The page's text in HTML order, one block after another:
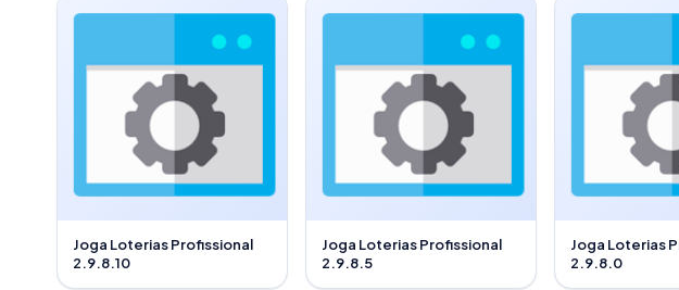
Joga Loterias Profissional
2.9.8.10
Joga Loterias Profissional
2.9.8.5
Joga Loterias
2.9.8.0